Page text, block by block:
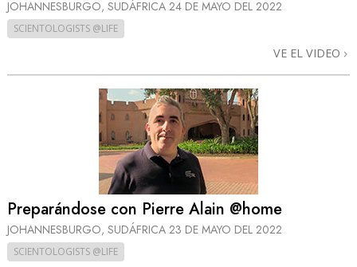
JOHANNESBURGO, SUDÁFRICA 24 DE MAYO DEL 2022
SCIENTOLOGISTS @LIFE
VE EL VIDEO
Preparándose con Pierre Alain @home
JOHANNESBURGO, SUDÁFRICA 23 DE MAYO DEL 2022
SCIENTOLOGISTS @LIFE